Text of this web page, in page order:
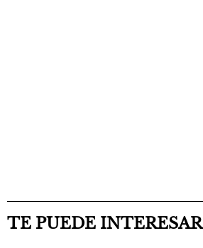
TE PUEDE INTERESAR